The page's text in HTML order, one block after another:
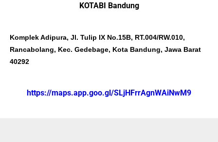
KOTABI Bandung
Komplek Adipura, Jl. Tulip IX No.15B, RT.004/RW.010,
Rancabolang, Kec. Gedebage, Kota Bandung, Jawa Barat
40292
https://maps.app.goo.gl/SLjHFrrAgnWAiNwM9